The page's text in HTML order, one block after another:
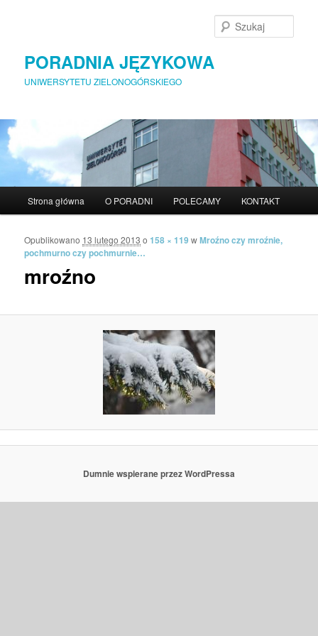
PORADNIA JĘZYKOWA
UNIWERSYTETU ZIELONOGÓRSKIEGO
Przeskocz do tekstu
Przeskocz do widgetów
Strona główna O PORADNI POLECAMY KONTAKT
mroźno
Opublikowano 13 lutego 2013 o158 × 119 wMroźno czy mroźnie,
pochmurno czy pochmurnie…
Dumnie wspierane przez WordPressa